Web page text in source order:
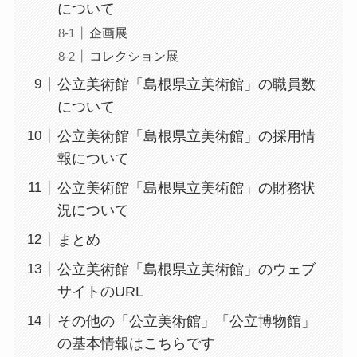
について
企画展
コレクション展
公立美術館「島根県立美術館」の職員数
について
公立美術館「島根県立美術館」の採用情
報について
公立美術館「島根県立美術館」の財務状
況について
まとめ
公立美術館「島根県立美術館」のウェブ
サイトのURL
その他の「公立美術館」「公立博物館」
の基本情報はこちらです